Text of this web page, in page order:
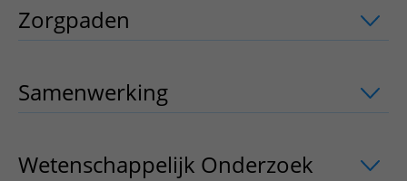
Zorgpaden uitklapper, klik om te
Samenwerking uitklapper, klik om te
Wetenschappelijk Onderzoek